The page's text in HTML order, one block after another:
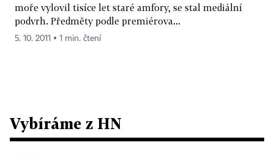
moře vylovil tisíce let staré amfory, se stal mediální
podvrh. Předměty podle premiérova...
5. 10. 2011 ▪ 1 min. čtení
Vybíráme z HN